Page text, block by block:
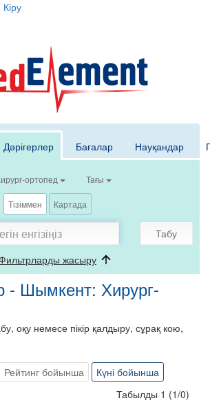
Кіру
Дәрігерлер Бағалар Науқандар
ортопед Тағы
Тізіммен Картада
Табу
жасыру
- Шымкент: Хирург-
оқу немесе пікір қалдыру, сұрақ кою,
Рейтинг бойынша
Күні бойынша
Табылды 1 (1/0)